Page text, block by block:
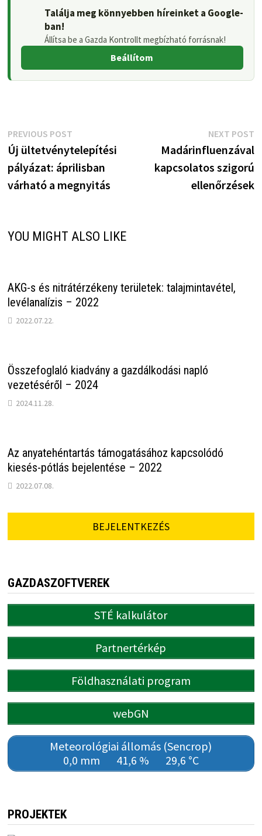
Találja meg könnyebben híreinket a Google-
ban!
Állítsa be a Gazda Kontrollt megbízható forrásnak!
Beállítom
Bejegyzés
navigáció
PREVIOUS POSTPrevious
post:
Új ültetvénytelepítési
pályázat: áprilisban
várható a megnyitás
NEXT POST
Madárinfluenzával
kapcsolatos szigorú
ellenőrzések
YOU MIGHT ALSO LIKE
AKG-s és nitrátérzékeny területek: talajmintavétel,
levélanalízis – 2022
2022.07.22.
Összefoglaló kiadvány a gazdálkodási napló
vezetéséről – 2024
2024.11.28.
Az anyatehéntartás támogatásához kapcsolódó
kiesés-pótlás bejelentése – 2022
2022.07.08.
BEJELENTKEZÉS
GAZDASZOFTVEREK
STÉ kalkulátor
Partnertérkép
Földhasználati program
webGN
Meteorológiai állomás (Sencrop)
0,0 mm
41,6 % 29,6 °C
PROJEKTEK